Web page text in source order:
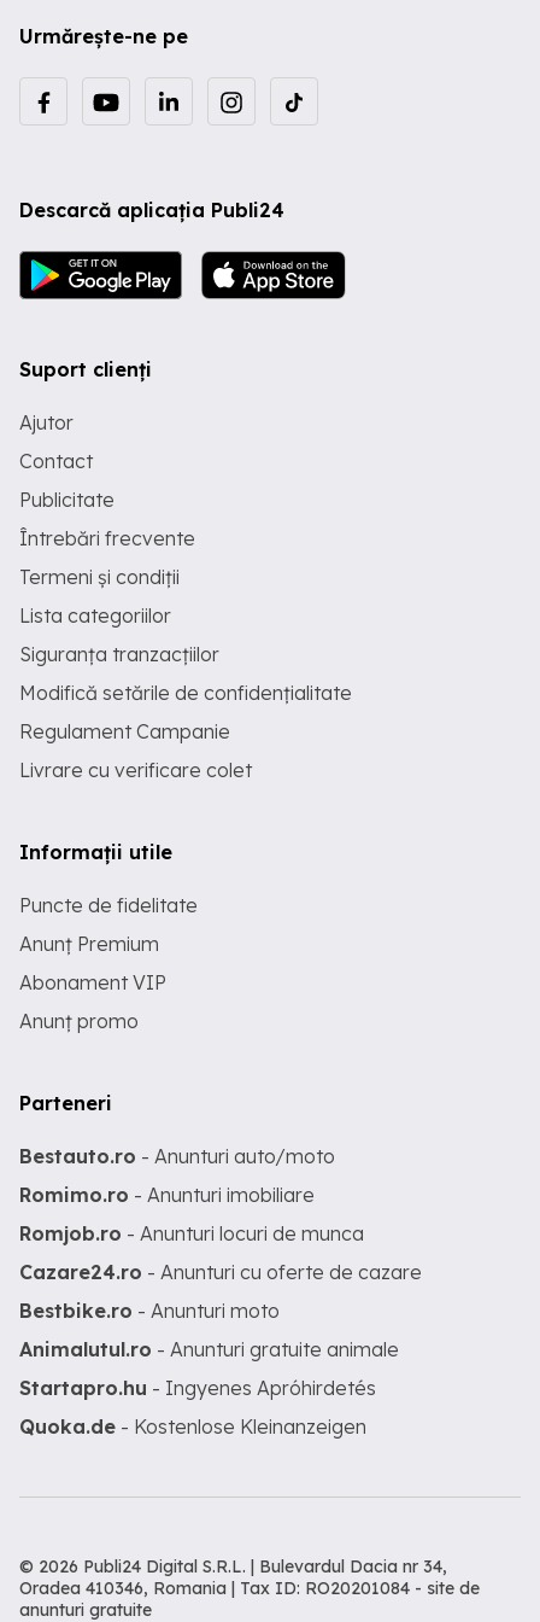
Urmărește-ne pe
Descarcă aplicația Publi24
Suport clienți
Ajutor
Contact
Publicitate
Întrebări frecvente
Termeni și condiții
Lista categoriilor
Siguranța tranzacțiilor
Modifică setările de confidențialitate
Regulament Campanie
Livrare cu verificare colet
Informații utile
Puncte de fidelitate
Anunț Premium
Abonament VIP
Anunț promo
Parteneri
Bestauto.ro - Anunturi auto/moto
Romimo.ro - Anunturi imobiliare
Romjob.ro - Anunturi locuri de munca
Cazare24.ro - Anunturi cu oferte de cazare
Bestbike.ro - Anunturi moto
Animalutul.ro - Anunturi gratuite animale
Startapro.hu - Ingyenes Apróhirdetés
Quoka.de - Kostenlose Kleinanzeigen
© 2026 Publi24 Digital S.R.L. | Bulevardul Dacia nr 34,
Oradea 410346, Romania | Tax ID: RO20201084 - site de
anunturi gratuite